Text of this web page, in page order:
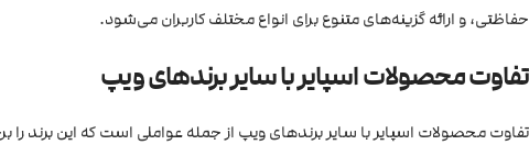
حفاظتی، و ارائه گزینه‌های متنوع برای انواع مختلف کاربران می‌شود.
تفاوت محصولات اسپایر با سایر برندهای ویپ
تفاوت محصولات اسپایر با سایر برندهای ویپ از جمله عواملی است که این برند